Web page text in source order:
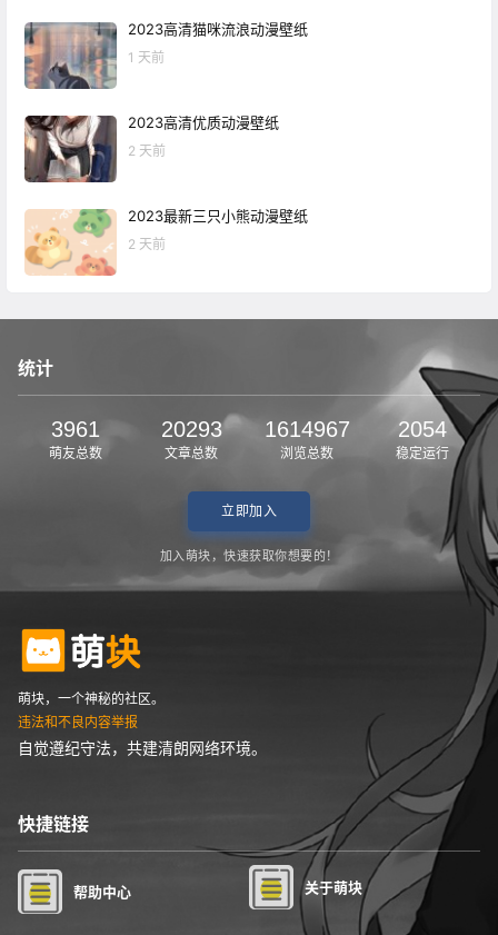
2023高清猫咪流浪动漫壁纸
1 天前
2023高清优质动漫壁纸
2 天前
2023最新三只小熊动漫壁纸
2 天前
统计
3961
萌友总数
20293
文章总数
1614967
浏览总数
2054
稳定运行
立即加入
加入萌块，快速获取你想要的！
萌块，一个神秘的社区。
违法和不良内容举报
自觉遵纪守法，共建清朗网络环境。
快捷链接
帮助中心 关于萌块